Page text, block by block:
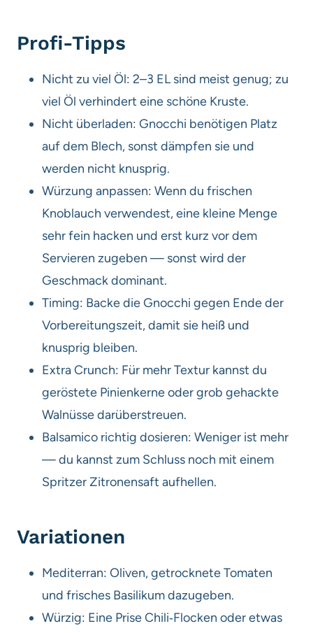
Profi-Tipps
Nicht zu viel Öl: 2–3 EL sind meist genug; zu
viel Öl verhindert eine schöne Kruste.
Nicht überladen: Gnocchi benötigen Platz
auf dem Blech, sonst dämpfen sie und
werden nicht knusprig.
Würzung anpassen: Wenn du frischen
Knoblauch verwendest, eine kleine Menge
sehr fein hacken und erst kurz vor dem
Servieren zugeben — sonst wird der
Geschmack dominant.
Timing: Backe die Gnocchi gegen Ende der
Vorbereitungszeit, damit sie heiß und
knusprig bleiben.
Extra Crunch: Für mehr Textur kannst du
geröstete Pinienkerne oder grob gehackte
Walnüsse darüberstreuen.
Balsamico richtig dosieren: Weniger ist mehr
— du kannst zum Schluss noch mit einem
Spritzer Zitronensaft aufhellen.
Variationen
Mediterran: Oliven, getrocknete Tomaten
und frisches Basilikum dazugeben.
Würzig: Eine Prise Chili‑Flocken oder etwas